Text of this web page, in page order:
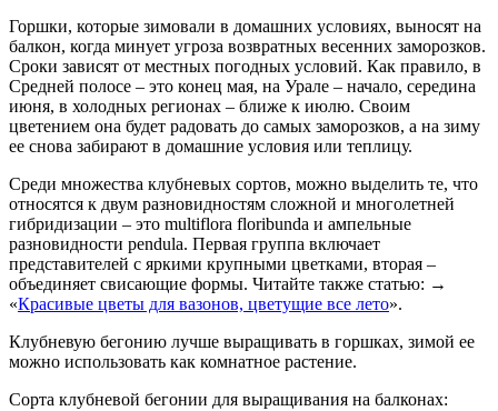
Горшки, которые зимовали в домашних условиях, выносят на
балкон, когда минует угроза возвратных весенних заморозков.
Сроки зависят от местных погодных условий. Как правило, в
Средней полосе – это конец мая, на Урале – начало, середина
июня, в холодных регионах – ближе к июлю. Своим
цветением она будет радовать до самых заморозков, а на зиму
ее снова забирают в домашние условия или теплицу.
Среди множества клубневых сортов, можно выделить те, что
относятся к двум разновидностям сложной и многолетней
гибридизации – это multiflora floribunda и ампельные
разновидности pendula. Первая группа включает
представителей с яркими крупными цветками, вторая –
объединяет свисающие формы. Читайте также статью: →
«Красивые цветы для вазонов, цветущие все лето».
Клубневую бегонию лучше выращивать в горшках, зимой ее
можно использовать как комнатное растение.
Сорта клубневой бегонии для выращивания на балконах: